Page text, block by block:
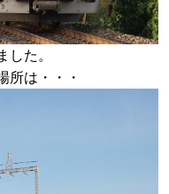
した。
所は・・・